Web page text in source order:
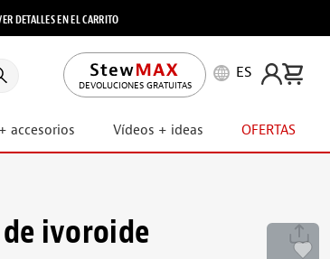
DETALLES EN EL CARRITO
DEVOLUCIONES GRATUITAS
ES
accesorios Vídeos + ideas OFERTAS
ivoroide